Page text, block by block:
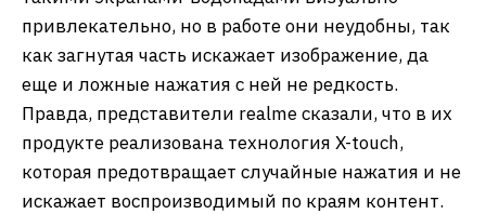
привлекательно, но в работе они неудобны, так
как загнутая часть искажает изображение, да
еще и ложные нажатия с ней не редкость.
Правда, представители realme сказали, что в их
продукте реализована технология X-touch,
которая предотвращает случайные нажатия и не
искажает воспроизводимый по краям контент.